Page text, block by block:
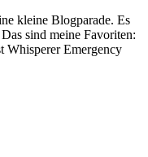
sind meine Favoriten:
Whisperer Emergency